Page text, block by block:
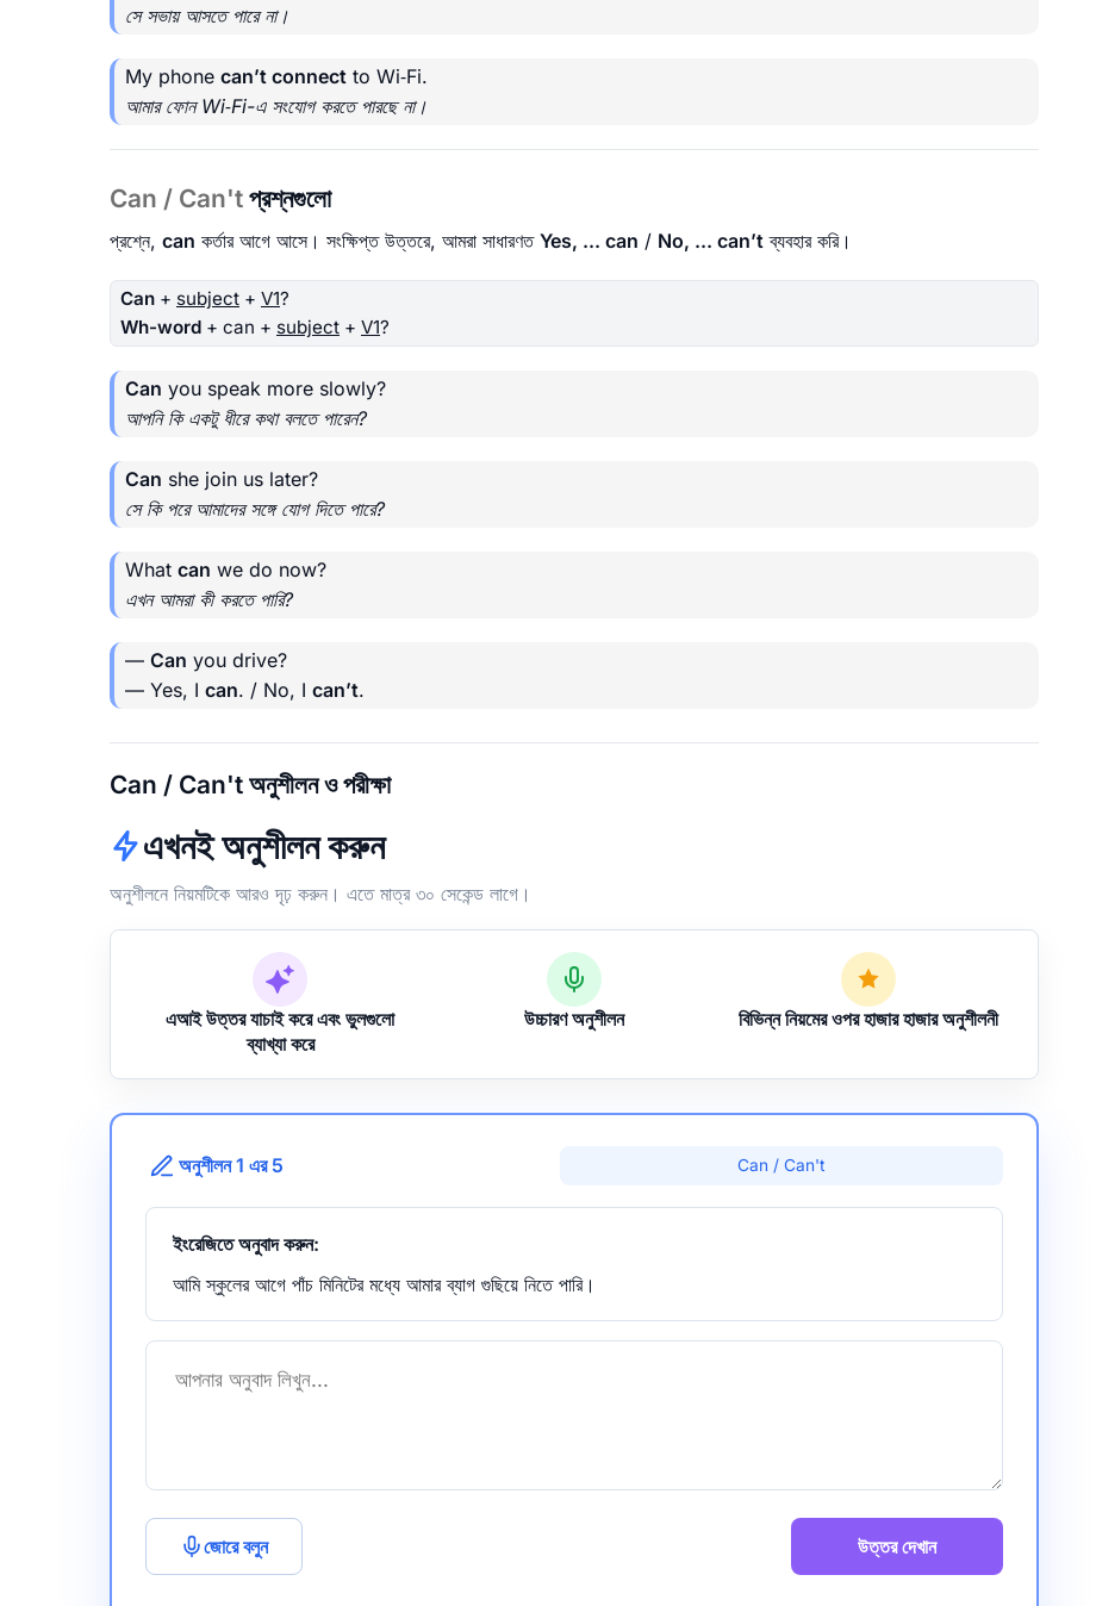
সে সভায় আসতে পারে না।
My phone can’t connect to Wi‑Fi.
আমার ফোন Wi‑Fi-এ সংযোগ করতে পারছে না।
Can / Can't প্রশ্নগুলো
প্রশ্নে, can কর্তার আগে আসে। সংক্ষিপ্ত উত্তরে, আমরা সাধারণত Yes, ... can / No, ... can’t ব্যবহার করি।
Can + subject + V1?
Wh-word + can + subject + V1?
Can you speak more slowly?
আপনি কি একটু ধীরে কথা বলতে পারেন?
Can she join us later?
সে কি পরে আমাদের সঙ্গে যোগ দিতে পারে?
What can we do now?
এখন আমরা কী করতে পারি?
— Can you drive?
— Yes, I can. / No, I can’t.
Can / Can't অনুশীলন ও পরীক্ষা
এখনই অনুশীলন করুন
অনুশীলনে নিয়মটিকে আরও দৃঢ় করুন। এতে মাত্র ৩০ সেকেন্ড লাগে।
এআই উত্তর যাচাই করে এবং ভুলগুলো
ব্যাখ্যা করে
উচ্চারণ অনুশীলন বিভিন্ন নিয়মের ওপর হাজার হাজার অনুশীলনী
অনুশীলন 1 এর 5 Can / Can't
ইংরেজিতে অনুবাদ করুন:
আমি স্কুলের আগে পাঁচ মিনিটের মধ্যে আমার ব্যাগ গুছিয়ে নিতে পারি।
জোরে বলুন উত্তর দেখান